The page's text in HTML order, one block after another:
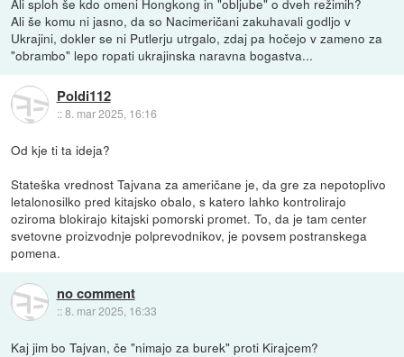
Ali še komu ni jasno, da so Nacimeričani zakuhavali godljo v
Ukrajini, dokler se ni Putlerju utrgalo, zdaj pa hočejo v zameno za
"obrambo" lepo ropati ukrajinska naravna bogastva...
Poldi112
::8. mar 2025, 16:16
Od kje ti ta ideja?
Stateška vrednost Tajvana za američane je, da gre za nepotoplivo
letalonosilko pred kitajsko obalo, s katero lahko kontrolirajo
oziroma blokirajo kitajski pomorski promet. To, da je tam center
svetovne proizvodnje polprevodnikov, je povsem postranskega
pomena.
no comment
::8. mar 2025, 16:33
Kaj jim bo Tajvan, če "nimajo za burek" proti Kirajcem?